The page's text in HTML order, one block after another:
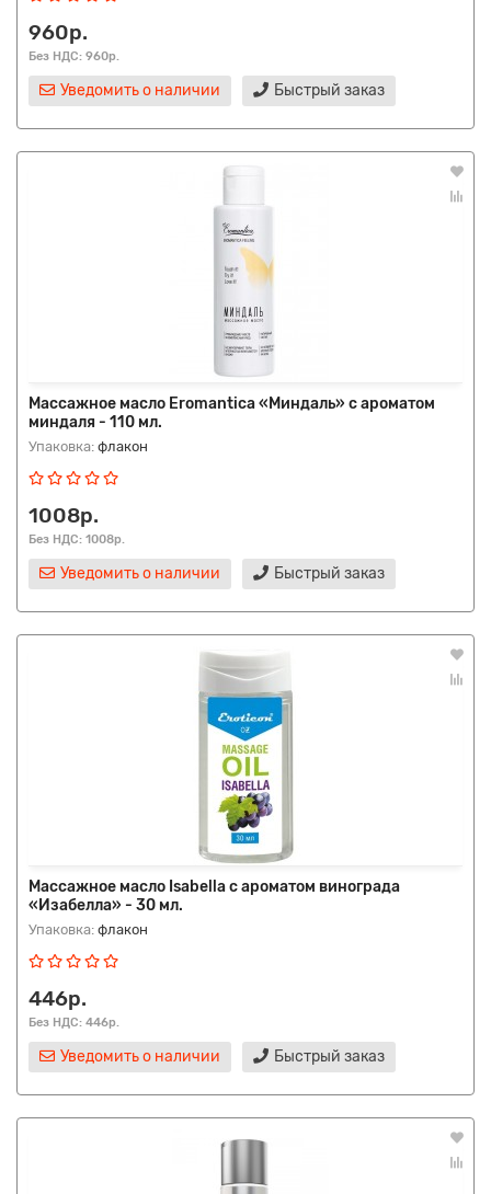
960р.
Без НДС: 960р.
Уведомить о наличии Быстрый заказ
Массажное масло Eromantica «Миндаль» с ароматом
миндаля - 110 мл.
Упаковка: флакон
1008р.
Без НДС: 1008р.
Уведомить о наличии Быстрый заказ
Массажное масло Isabella с ароматом винограда
«Изабелла» - 30 мл.
Упаковка: флакон
446р.
Без НДС: 446р.
Уведомить о наличии Быстрый заказ